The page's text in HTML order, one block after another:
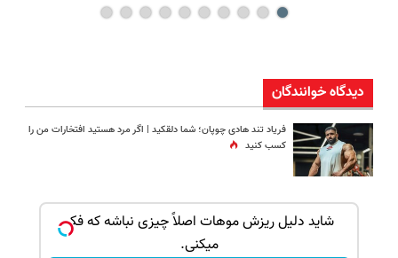
دیدگاه خوانندگان
فریاد تند هادی چوپان؛‌ شما دلقکید | اگر مرد هستید افتخارات من را
کسب کنید
شاید دلیل ریزش موهات اصلاً چیزی نباشه که فکر
میکنی.